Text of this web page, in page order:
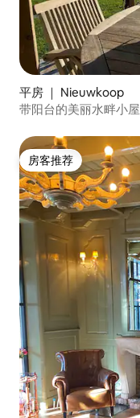
平房 ｜ Nieuwkoop
带阳台的美丽水畔小屋
房客推荐
房客推荐